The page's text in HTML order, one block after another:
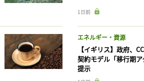
1日前
エネルギー・資源
【イギリス】政府、
契約モデル「移行期
提示